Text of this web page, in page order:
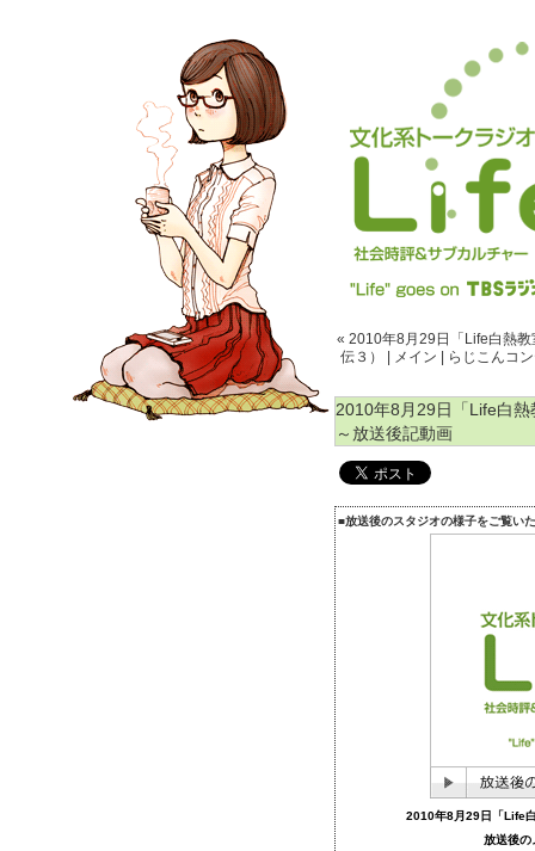
« 2010年8月29日「Life白熱
伝３）
メイン らじこんコ
2010年8月29日「Life白
～放送後記動画
■放送後のスタジオの様子をご覧い
2010年8月29日「Life
放送後の